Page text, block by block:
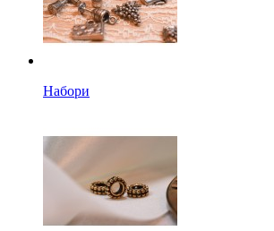
Набори